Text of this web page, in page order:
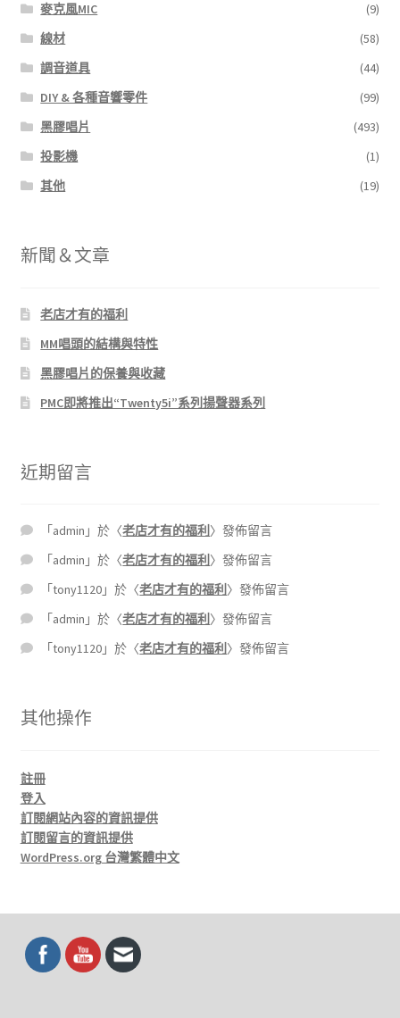
麥克風MIC
(9)
線材
(58)
調音道具
(44)
DIY & 各種音響零件
(99)
黑膠唱片
(493)
投影機
(1)
其他
(19)
新聞＆文章
老店才有的福利
MM唱頭的結構與特性
黑膠唱片的保養與收藏
PMC即將推出“Twenty5i”系列揚聲器系列
近期留言
「admin 」於〈老店才有的福利 〉發佈留言
「admin 」於〈老店才有的福利 〉發佈留言
「tony1120 」於〈老店才有的福利 〉發佈留言
「admin 」於〈老店才有的福利 〉發佈留言
「tony1120 」於〈老店才有的福利 〉發佈留言
其他操作
註冊
登入
訂閱網站內容的資訊提供
訂閱留言的資訊提供
WordPress.org 台灣繁體中文